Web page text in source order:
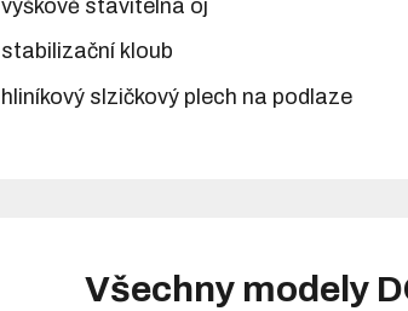
výškově stavitelná oj
stabilizační kloub
hliníkový slzičkový plech na podlaze
Všechny modely